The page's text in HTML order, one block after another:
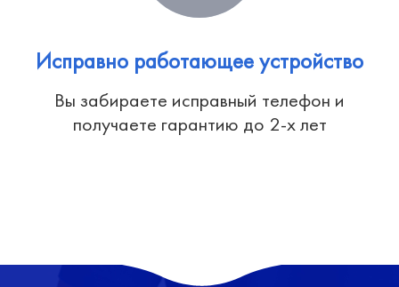
Исправно работающее устройство
Вы забираете исправный телефон и
получаете гарантию до 2-х лет